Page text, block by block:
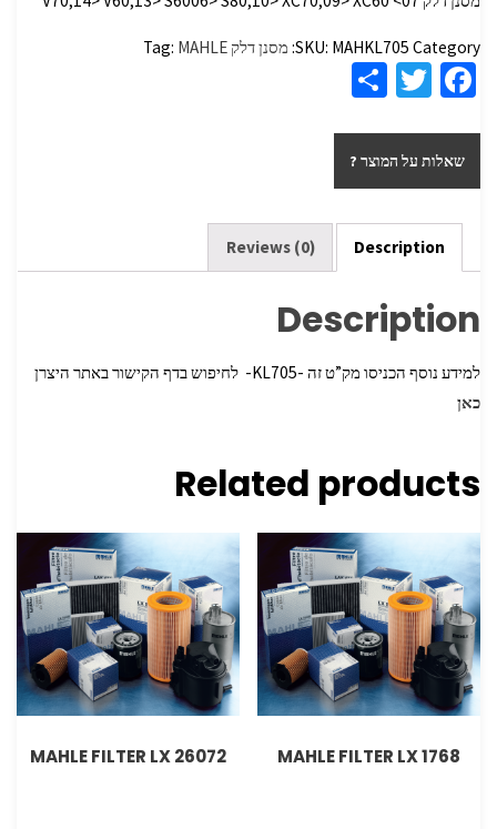
SKU: MAHKL705 Category: מסנן דלק Tag: MAHLE
Fa
b
o
o
k
T
tt
er
ar
e
שאלות על המוצר ?
Description
Reviews (0)
Description
למידע נוסף הכניסו מק”ט זה -KL705- לחיפוש בדף הקישור באתר היצרן
כאן
Related products
MAHLE FILTER LX 1768
MAHLE FILTER LX 26072